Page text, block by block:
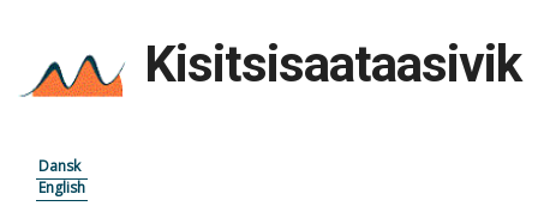
Kisitsisaataasivik
Dansk
English